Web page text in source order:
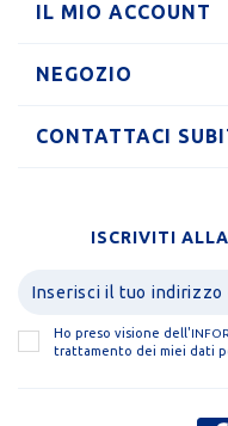
IL MIO ACCOUNT
NEGOZIO
CONTATTACI
ISCRIVITI
Ho preso visione dell'
trattamento dei miei dati